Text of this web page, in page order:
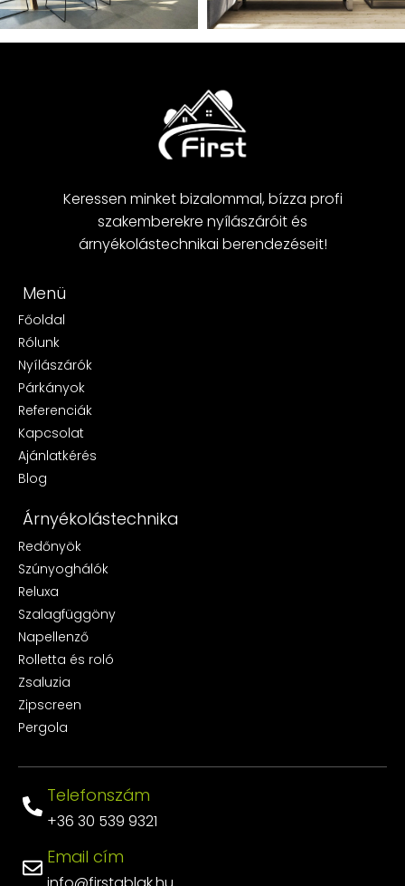
Keressen minket bizalommal, bízza profi
szakemberekre nyílászáróit és
árnyékolástechnikai berendezéseit!
Menü
Főoldal
Rólunk
Nyílászárók
Párkányok
Referenciák
Kapcsolat
Ajánlatkérés
Blog
Árnyékolástechnika
Redőnyök
Szúnyoghálók
Reluxa
Szalagfüggöny
Napellenző
Rolletta és roló
Zsaluzia
Zipscreen
Pergola
+36 30 539 9321
Telefonszám
Email cím